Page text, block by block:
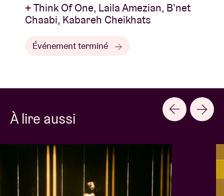
+ Think Of One, Laila Amezian, B'net
Chaabi, Kabareh Cheikhats
Événement terminé
À lire aussi